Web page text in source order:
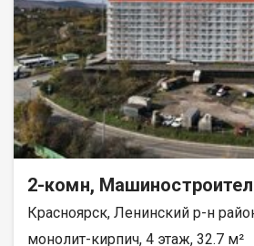
2-комн,
Красноярск, Ленинский р-н
монолит-кирпич, 4 этаж, 32.7 м²